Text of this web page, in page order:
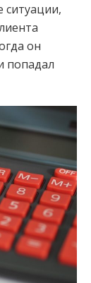
он
попадал